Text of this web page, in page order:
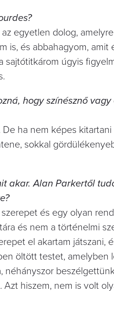
egyetlen dolog,
is, és abbahagyom,
sajtótitkárom úgyis
hogy színésznő vagy
ha nem képes
sokkal
akar. Alan Parkertől
és egy olyan
és nem a történelmi
el akartam játszani,
öltött testet, amelyben
néhányszor
hiszem, nem is volt